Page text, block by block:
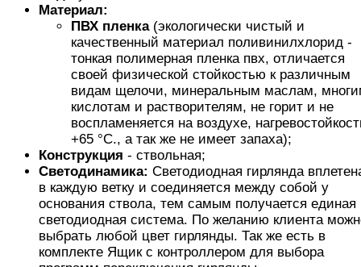
Материал:
ПВХ пленка(экологически чистый и
качественный материал поливинилхлорид -
тонкая полимерная пленка пвх, отличается
своей физической стойкостью к различным
видам щелочи, минеральным маслам,
кислотам и растворителям, не горит и не
воспламеняется на воздухе,
+65 °C., а так же не имеет запаха);
Конструкция - ствольная;
Светодинамика: Светодиодная гирлянда
в каждую ветку и соединяется между собой у
основания ствола, тем самым получается единая
светодиодная система. По желанию клиента
выбрать любой цвет гирлянды. Так же есть в
комплекте Ящик с контроллером для выбора